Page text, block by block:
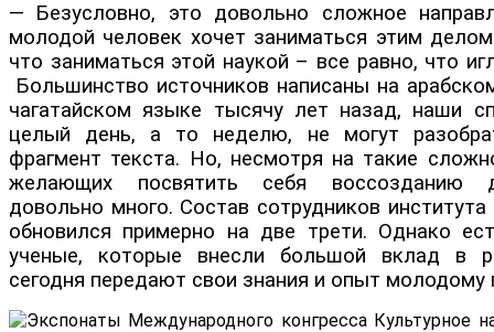
— Безусловно, это довольно сложное
молодой человек хочет заниматься этим
что заниматься этой наукой – все равно, что
Большинство источников написаны на
чагатайском языке тысячу лет назад, наши
целый день, а то неделю, не могут
фрагмент текста. Но, несмотря на такие
желающих посвятить себя воссозданию
довольно много. Состав сотрудников
обновился примерно на две трети. Однако
ученые, которые внесли большой вклад в
сегодня передают свои знания и опыт молодому